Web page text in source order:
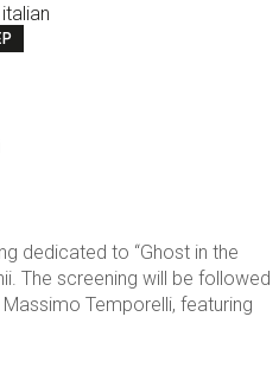
dedicated to “Ghost in the
The screening will be followed
Temporelli, featuring